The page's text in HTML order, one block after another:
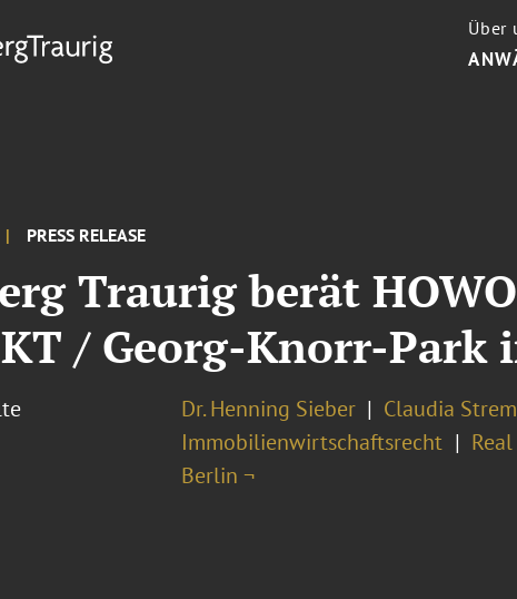
Über
PRESS RELEASE
Traurig berät
/ Georg-Knorr-
Dr. Henning Sieber Claudia
Immobilienwirtschaftsrecht
Berlin ¬